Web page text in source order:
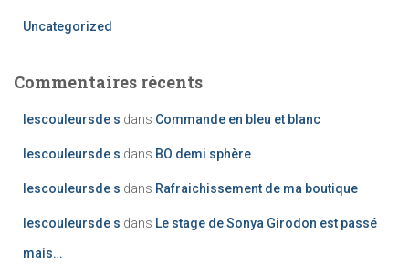
Uncategorized
Commentaires récents
lescouleursde s dans Commande en bleu et blanc
lescouleursde s dans BO demi sphère
lescouleursde s dans Rafraichissement de ma boutique
lescouleursde s dans Le stage de Sonya Girodon est passé
mais…